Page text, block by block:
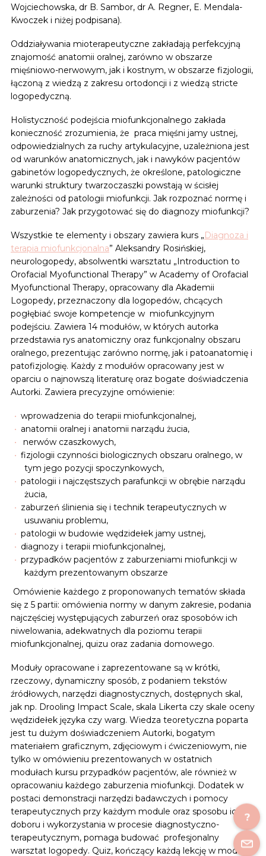
Wojciechowska, dr B. Sambor, dr A. Regner, E. Mendala-
Kwoczek i niżej podpisana).
Oddziaływania mioterapeutyczne zakładają perfekcyjną
znajomość anatomii oralnej, zarówno w obszarze
mięśniowo-nerwowym, jak i kostnym, w obszarze fizjologii,
łączoną z wiedzą z zakresu ortodoncji i z wiedzą stricte
logopedyczną.
Holistyczność podejścia miofunkcjonalnego zakłada
konieczność zrozumienia, że praca mięśni jamy ustnej,
odpowiedzialnych za ruchy artykulacyjne, uzależniona jest
od warunków anatomicznych, jak i nawyków pacjentów
gabinetów logopedycznych, że określone, patologiczne
warunki struktury twarzoczaszki powstają w ścisłej
zależności od patologii miofunkcji. Jak rozpoznać normę i
zaburzenia? Jak przygotować się do diagnozy miofunkcji?
Wszystkie te elementy i obszary zawiera kurs „Diagnoza i
terapia miofunkcjonalna” Aleksandry Rosińskiej,
neurologopedy, absolwentki warsztatu „Introduction to
Orofacial Myofunctional Therapy” w Academy of Orofacial
Myofunctional Therapy, opracowany dla Akademii
Logopedy, przeznaczony dla logopedów, chcących
pogłębiać swoje kompetencje w miofunkcyjnym
podejściu. Zawiera 14 modułów, w których autorka
przedstawia rys anatomiczny oraz funkcjonalny obszaru
oralnego, prezentując zarówno normę, jak i patoanatomię i
patofizjologię. Każdy z modułów opracowany jest w
oparciu o najnowszą literaturę oraz bogate doświadczenia
Autorki. Zawiera precyzyjne omówienie:
wprowadzenia do terapii miofunkcjonalnej,
anatomii oralnej i anatomii narządu żucia,
nerwów czaszkowych,
fizjologii czynności biologicznych obszaru oralnego, w
tym jego pozycji spoczynkowych,
patologii i najczęstszych parafunkcji w obrębie narządu
żucia,
zaburzeń ślinienia się i technik terapeutycznych w
usuwaniu problemu,
patologii w budowie wędzidełek jamy ustnej,
diagnozy i terapii miofunkcjonalnej,
przypadków pacjentów z zaburzeniami miofunkcji w
każdym prezentowanym obszarze
Omówienie każdego z proponowanych tematów składa
się z 5 partii: omówienia normy w danym zakresie, podania
najczęściej występujących zaburzeń oraz sposobów ich
niwelowania, adekwatnych dla poziomu terapii
miofunkcjonalnej, quizu oraz zadania domowego.
Moduły opracowane i zaprezentowane są w krótki,
rzeczowy, dynamiczny sposób, z podaniem tekstów
źródłowych, narzędzi diagnostycznych, dostępnych skal,
jak np. Drooling Impact Scale, skala Likerta czy skale oceny
wędzidełek języka czy warg. Wiedza teoretyczna poparta
jest tu dużym doświadczeniem Autorki, bogatym
materiałem graficznym, zdjęciowym i ćwiczeniowym, nie
tylko w omówieniu prezentowanych w ostatnich
modułach kursu przypadków pacjentów, ale również w
opracowaniu każdego zaburzenia miofunkcji. Dodatek w
postaci demonstracji narzędzi badawczych i pomocy
terapeutycznych przy każdym module oraz sposobu ich
doboru i wykorzystania w procesie diagnostyczno-
terapeutycznym, pomaga budować profesjonalny
warsztat logopedy. Quiz, kończący każdą lekcję w module,
?